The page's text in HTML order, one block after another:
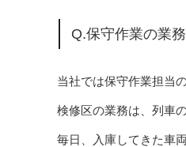
Q.保守作業の業
当社では保守作業担当
検修区の業務は、列車
毎日、入庫してきた車